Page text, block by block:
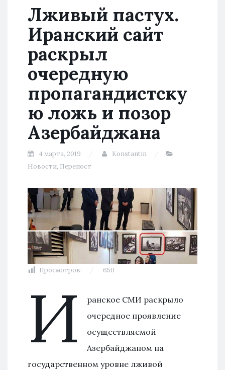
Лживый пастух.
Иранский сайт
раскрыл
очередную
пропагандистску
ю ложь и позор
Азербайджана
4 марта, 2019
Konstantin
Новости, Перепост
Просмотров: 650
И
ранское СМИ раскрыло
очередное проявление
осуществляемой
Азербайджаном на
государственном уровне лживой